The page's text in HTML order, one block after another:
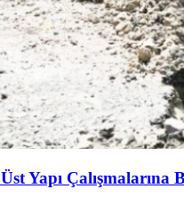
Yapı Çalışmalarına